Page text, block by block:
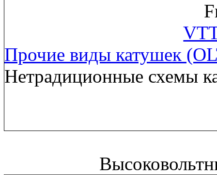
Прочие виды катушек
Нетрадиционные схемы